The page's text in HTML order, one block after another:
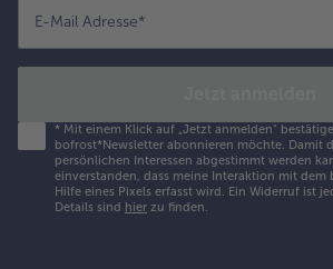
E-Mail Adresse*
* Mit einem Klick auf „Jetzt anmelden"
bofrost*Newsletter abonnieren möchte. Damit
persönlichen Interessen abgestimmt werden
einverstanden, dass meine Interaktion mit
Hilfe eines Pixels erfasst wird. Ein Widerruf ist
Details sind hier zu finden.